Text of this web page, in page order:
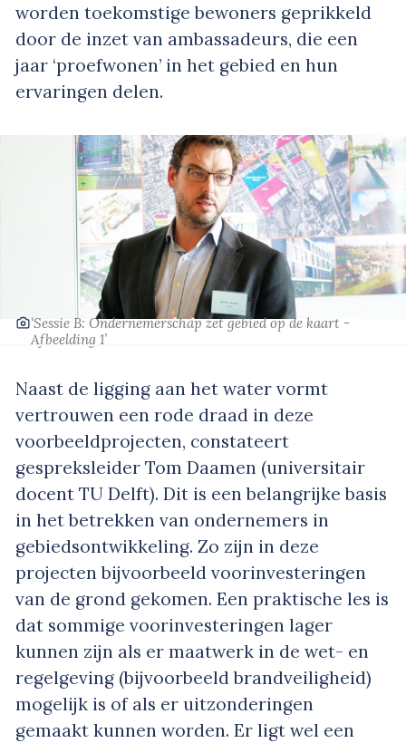
worden toekomstige bewoners geprikkeld
door de inzet van ambassadeurs, die een
jaar ‘proefwonen’ in het gebied en hun
ervaringen delen.
‘Sessie B: Ondernemerschap zet gebied op de kaart -
Afbeelding 1’
Naast de ligging aan het water vormt
vertrouwen een rode draad in deze
voorbeeldprojecten, constateert
gespreksleider Tom Daamen (universitair
docent TU Delft). Dit is een belangrijke basis
in het betrekken van ondernemers in
gebiedsontwikkeling. Zo zijn in deze
projecten bijvoorbeeld voorinvesteringen
van de grond gekomen. Een praktische les is
dat sommige voorinvesteringen lager
kunnen zijn als er maatwerk in de wet- en
regelgeving (bijvoorbeeld brandveiligheid)
mogelijk is of als er uitzonderingen
gemaakt kunnen worden. Er ligt wel een